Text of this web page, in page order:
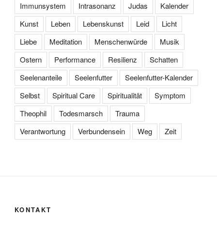
Immunsystem
Intrasonanz Judas
Kalender
Kunst
Leben Lebenskunst Leid
Licht
Liebe
Meditation Menschenwürde
Musik
Ostern
Performance Resilienz
Schatten
Seelenanteile
Seelenfutter
Seelenfutter-Kalender
Selbst
Spiritual Care Spiritualität
Symptom
Theophil
Todesmarsch
Trauma
Verantwortung
Verbundensein Weg Zeit
KONTAKT